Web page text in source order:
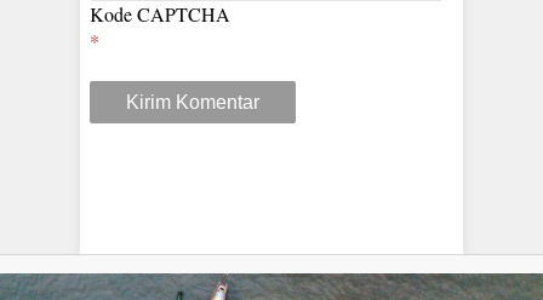
Kode CAPTCHA
*